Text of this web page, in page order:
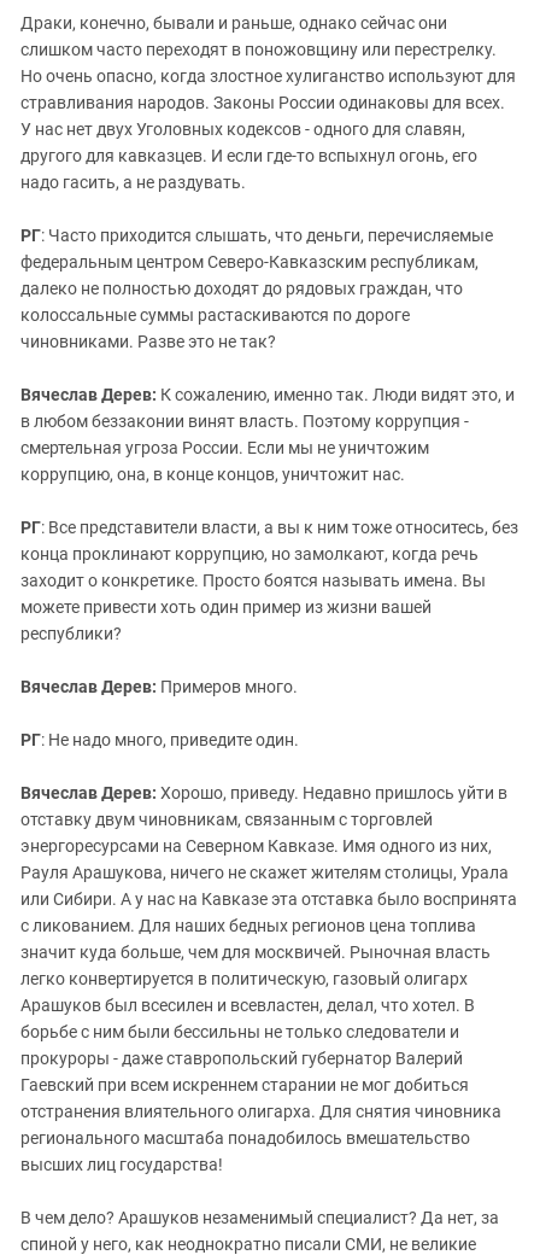
Драки, конечно, бывали и раньше, однако сейчас они
слишком часто переходят в поножовщину или перестрелку.
Но очень опасно, когда злостное хулиганство используют для
стравливания народов. Законы России одинаковы для всех.
У нас нет двух Уголовных кодексов - одного для славян,
другого для кавказцев. И если где-то вспыхнул огонь, его
надо гасить, а не раздувать.
РГ: Часто приходится слышать, что деньги, перечисляемые
федеральным центром Северо-Кавказским республикам,
далеко не полностью доходят до рядовых граждан, что
колоссальные суммы растаскиваются по дороге
чиновниками. Разве это не так?
Вячеслав Дерев: К сожалению, именно так. Люди видят это, и
в любом беззаконии винят власть. Поэтому коррупция -
смертельная угроза России. Если мы не уничтожим
коррупцию, она, в конце концов, уничтожит нас.
РГ: Все представители власти, а вы к ним тоже относитесь, без
конца проклинают коррупцию, но замолкают, когда речь
заходит о конкретике. Просто боятся называть имена. Вы
можете привести хоть один пример из жизни вашей
республики?
Вячеслав Дерев: Примеров много.
РГ: Не надо много, приведите один.
Вячеслав Дерев: Хорошо, приведу. Недавно пришлось уйти в
отставку двум чиновникам, связанным с торговлей
энергоресурсами на Северном Кавказе. Имя одного из них,
Рауля Арашукова, ничего не скажет жителям столицы, Урала
или Сибири. А у нас на Кавказе эта отставка было воспринята
с ликованием. Для наших бедных регионов цена топлива
значит куда больше, чем для москвичей. Рыночная власть
легко конвертируется в политическую, газовый олигарх
Арашуков был всесилен и всевластен, делал, что хотел. В
борьбе с ним были бессильны не только следователи и
прокуроры - даже ставропольский губернатор Валерий
Гаевский при всем искреннем старании не мог добиться
отстранения влиятельного олигарха. Для снятия чиновника
регионального масштаба понадобилось вмешательство
высших лиц государства!
В чем дело? Арашуков незаменимый специалист? Да нет, за
спиной у него, как неоднократно писали СМИ, не великие